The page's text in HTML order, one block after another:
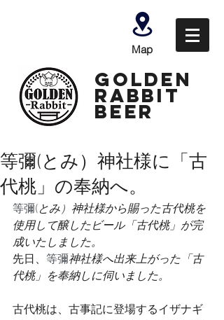
Map
GOLDEN
Rabbit
Beer
等彌(とみ）神社様に「古
代桃」の奉納へ。
等彌(とみ） 神社様から賜った古代桃を
使用して醸したビール「古代桃」が完
成いたしました。
先日、 等彌神社様へ出来上がった「古
代桃」を奉納しに伺いました。
古代桃は、古事記に登場するイザナギ